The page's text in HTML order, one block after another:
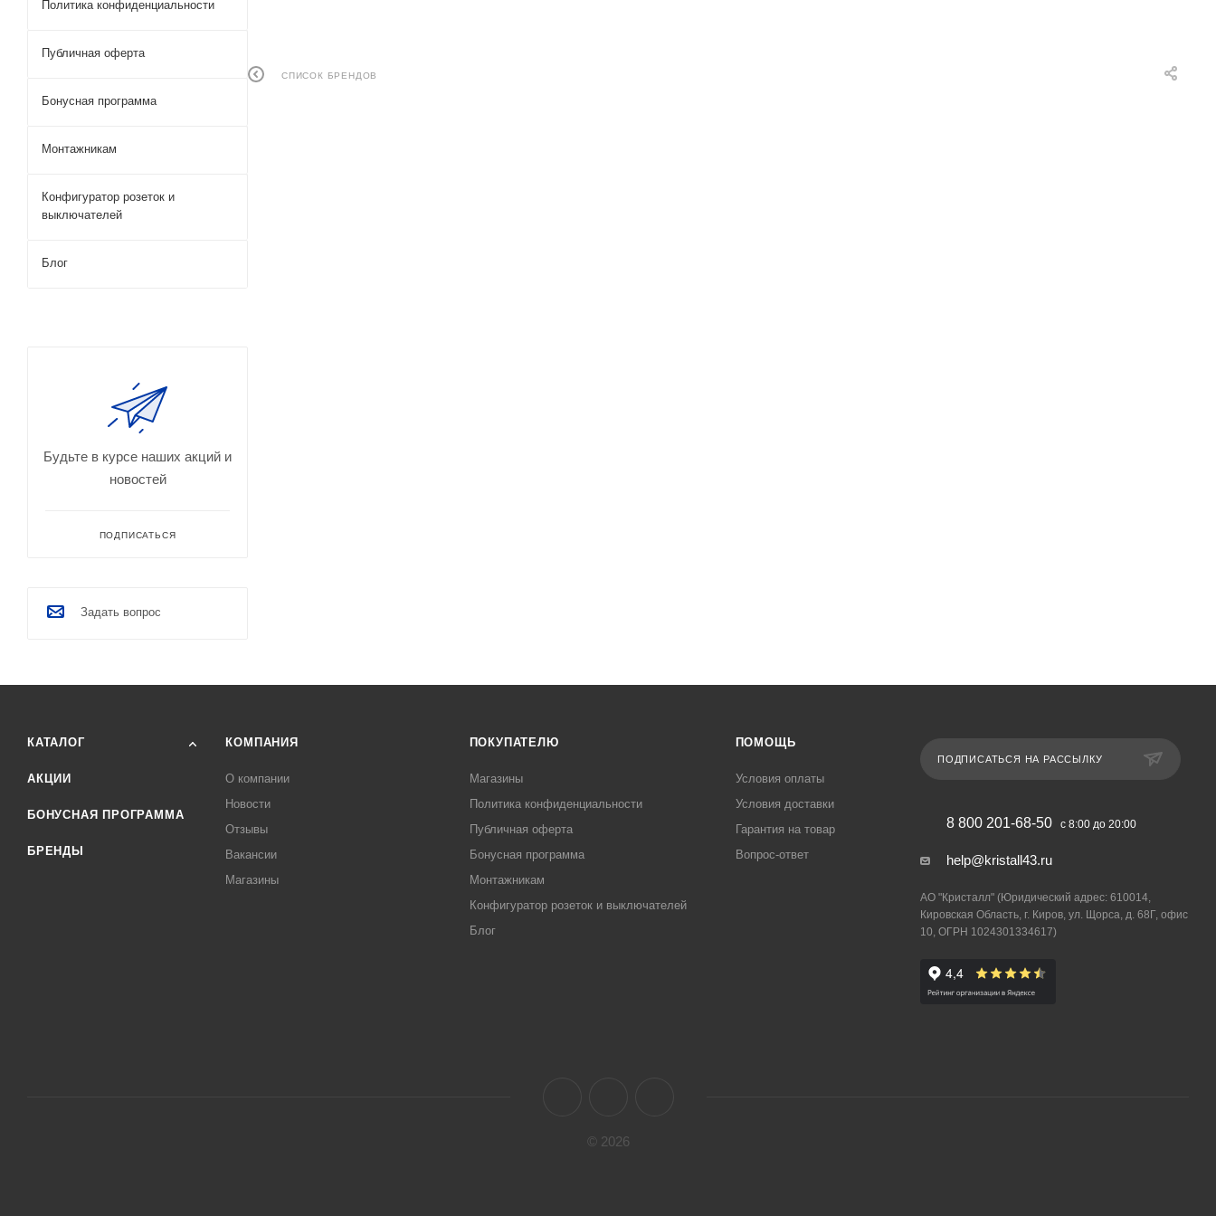
СПИСОК БРЕНДОВ
Политика конфиденциальности
Публичная оферта
Бонусная программа
Монтажникам
Конфигуратор розеток и
выключателей
Блог
Будьте в курсе наших акций и
новостей
ПОДПИСАТЬСЯ
Задать вопрос
КАТАЛОГ
АКЦИИ
БОНУСНАЯ ПРОГРАММА
БРЕНДЫ
КОМПАНИЯ
О компании
Новости
Отзывы
Вакансии
Магазины
ПОКУПАТЕЛЮ
Магазины
Политика конфиденциальности
Публичная оферта
Бонусная программа
Монтажникам
Конфигуратор розеток и выключателей
Блог
ПОМОЩЬ
Условия оплаты
Условия доставки
Гарантия на товар
Вопрос-ответ
ПОДПИСАТЬСЯ НА РАССЫЛКУ
8 800 201-68-50 с 8:00 до 20:00
help@kristall43.ru
АО "Кристалл" (Юридический адрес: 610014,
Кировская Область, г. Киров, ул. Щорса, д. 68Г, офис
10, ОГРН 1024301334617)
© 2026